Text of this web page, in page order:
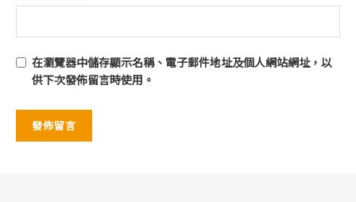
在瀏覽器中儲存顯示名稱、電子郵件地址及個人網站網址，以
供下次發佈留言時使用。